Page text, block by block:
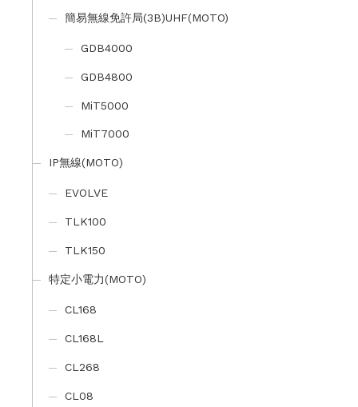
簡易無線免許局(3B)UHF(MOTO)
GDB4000
GDB4800
MiT5000
MiT7000
IP無線(MOTO)
EVOLVE
TLK100
TLK150
特定小電力(MOTO)
CL168
CL168L
CL268
CL08